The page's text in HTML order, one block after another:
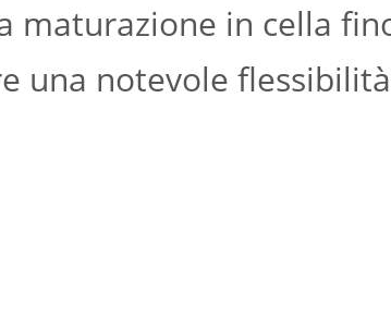
maturazione in cella
una notevole